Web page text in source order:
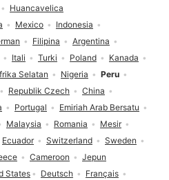
States Deutsch
Français
Mexico
Indonesia
Filipina
Argentina
Itali Turki Poland
Kanada
Selatan Nigeria
Peru
Republik Czech
China
Portugal
Emiriah Arab Bersatu
Malaysia Romania
Mesir
Ecuador Switzerland
Sweden
Cameroon Jepun
Huancavelica